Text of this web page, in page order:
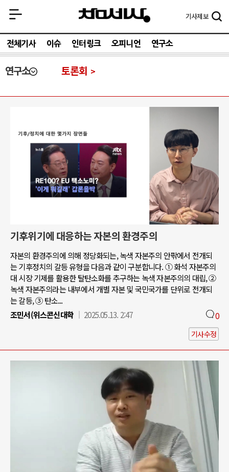
기사제보
전체기사 이슈 인터링크 오피니언 연구소
연구소 토론회
기후위기에 대응하는 자본의 환경주의
자본의 환경주의에 의해 정당화되는, 녹색 자본주의 안팎에서 전개되
는 기후정치의 갈등 유형을 다음과 같이 구분합니다. ① 화석 자본주의
대 시장 기제를 활용한 탈탄소화를 추구하는 녹색 자본주의의 대립, ②
녹색 자본주의라는 내부에서 개별 자본 및 국민국가를 단위로 전개되
는 갈등, ③ 탄소...
조민서(위스콘신대학
2025.05.13. 2:47 0
기사수정